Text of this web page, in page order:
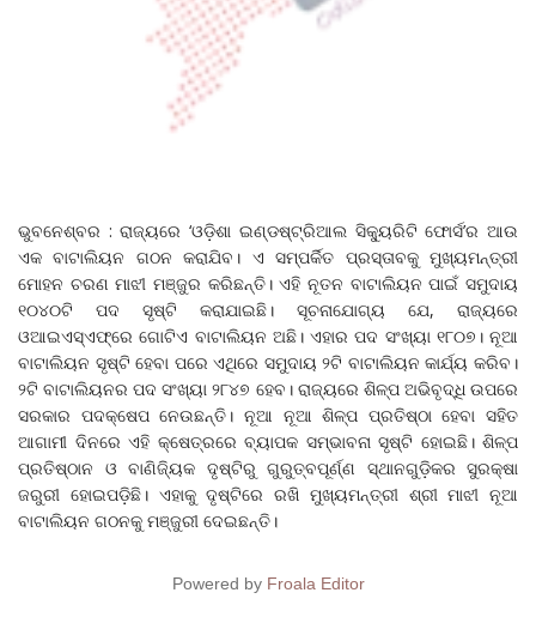
ଭୁବନେଶ୍ବର : ରାଜ୍ୟରେ ‘ଓଡ଼ିଶା ଇଣ୍ଡଷ୍ଟ୍ରିଆଲ ସିକ୍ୟୁରିଟି ଫୋର୍ସ’ର ଆଉ
ଏକ ବାଟାଲିୟନ ଗଠନ କରାଯିବ। ଏ ସମ୍ପର୍କିତ ପ୍ରସ୍ତାବକୁ ମୁଖ୍ୟମନ୍ତ୍ରୀ
ମୋହନ ଚରଣ ମାଝୀ ମଞ୍ଜୁର କରିଛନ୍ତି। ଏହି ନୂତନ ବାଟାଲିୟନ ପାଇଁ ସମୁଦାୟ
୧୦୪୦ଟି ପଦ ସୃଷ୍ଟି କରାଯାଇଛି। ସୂଚନାଯୋଗ୍ୟ ଯେ, ରାଜ୍ୟରେ
ଓଆଇଏସ୍‌ଏଫ୍‌ରେ ଗୋଟିଏ ବାଟାଲିୟନ ଅଛି। ଏହାର ପଦ ସଂଖ୍ୟା ୧୮୦୭। ନୂଆ
ବାଟାଲିୟନ ସୃଷ୍ଟି ହେବା ପରେ ଏଥିରେ ସମୁଦାୟ ୨ଟି ବାଟାଲିୟନ କାର୍ଯ୍ୟ କରିବ।
୨ଟି ବାଟାଲିୟନର ପଦ ସଂଖ୍ୟା ୨୮୪୭ ହେବ। ରାଜ୍ୟରେ ଶିଳ୍ପ ଅଭିବୃଦ୍ଧି ଉପରେ
ସରକାର ପଦକ୍ଷେପ ନେଉଛନ୍ତି। ନୂଆ ନୂଆ ଶିଳ୍ପ ପ୍ରତିଷ୍ଠା ହେବା ସହିତ
ଆଗାମୀ ଦିନରେ ଏହି କ୍ଷେତ୍ରରେ ବ୍ୟାପକ ସମ୍ଭାବନା ସୃଷ୍ଟି ହୋଇଛି। ଶିଳ୍ପ
ପ୍ରତିଷ୍ଠାନ ଓ ବାଣିଜ୍ୟିକ ଦୃଷ୍ଟିରୁ ଗୁରୁତ୍ବପୂର୍ଣ୍ଣ ସ୍ଥାନଗୁଡ଼ିକର ସୁରକ୍ଷା
ଜରୁରୀ ହୋଇପଡ଼ିଛି। ଏହାକୁ ଦୃଷ୍ଟିରେ ରଖି ମୁଖ୍ୟମନ୍ତ୍ରୀ ଶ୍ରୀ ମାଝୀ ନୂଆ
ବାଟାଲିୟନ ଗଠନକୁ ମଞ୍ଜୁରୀ ଦେଇଛନ୍ତି।
Powered by Froala Editor